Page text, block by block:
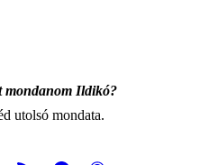
mondanom Ildikó?
utolsó mondata.